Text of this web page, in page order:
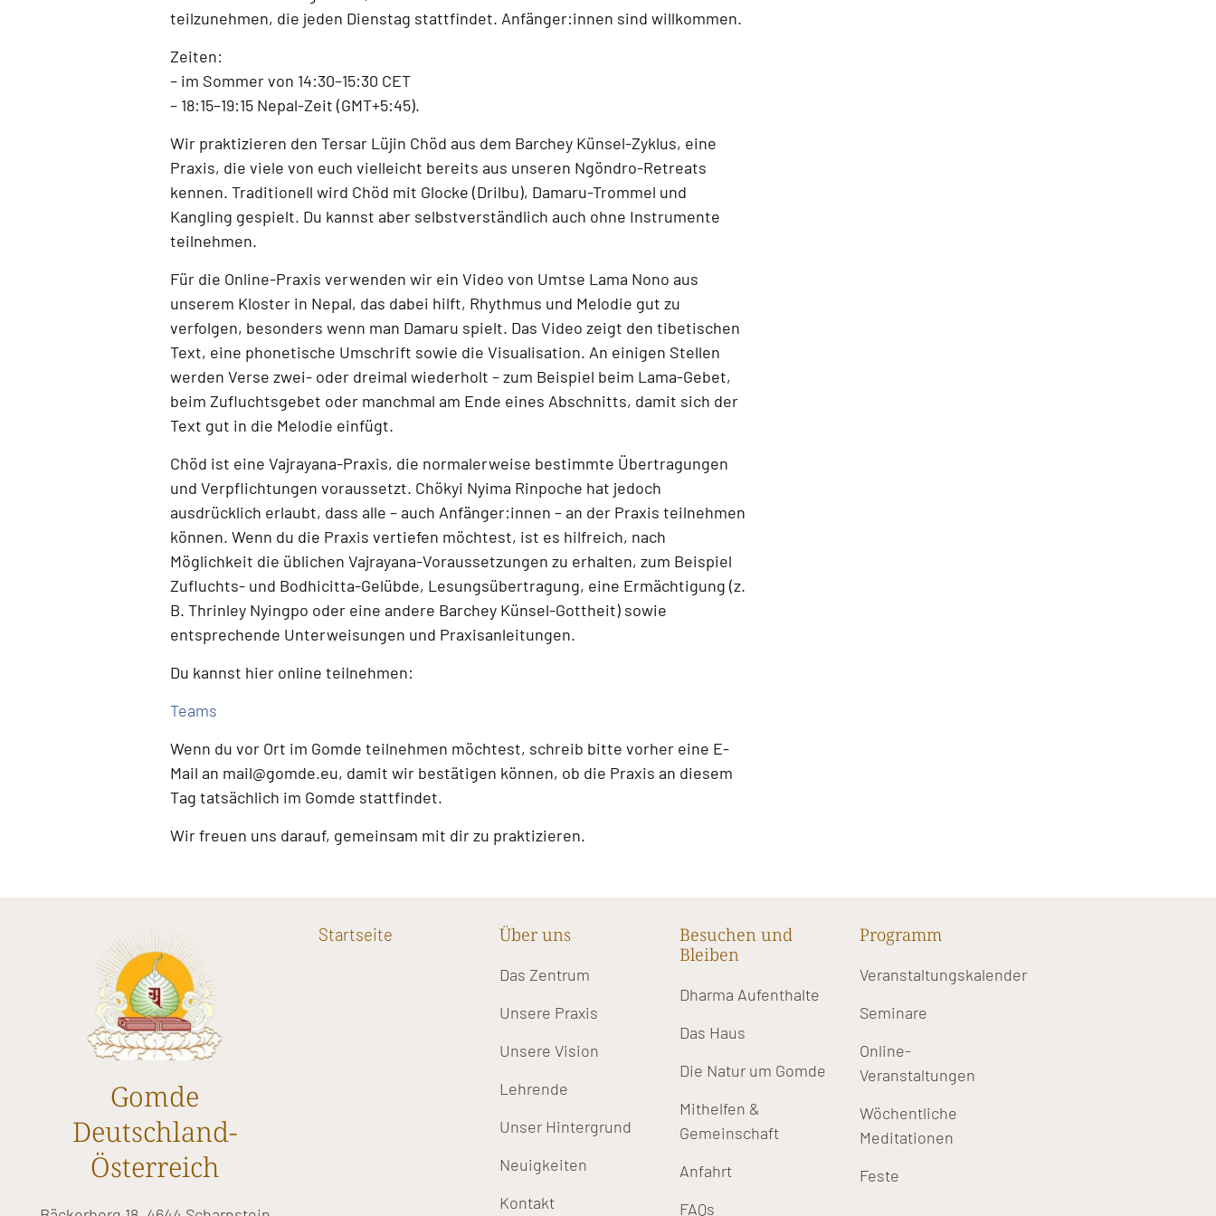
teilzunehmen, die jeden Dienstag stattfindet. Anfänger:innen sind willkommen.
Zeiten:
– im Sommer von 14:30–15:30 CET
– 18:15–19:15 Nepal-Zeit (GMT+5:45).
Wir praktizieren den Tersar Lüjin Chöd aus dem Barchey Künsel-Zyklus, eine
Praxis, die viele von euch vielleicht bereits aus unseren Ngöndro-Retreats
kennen. Traditionell wird Chöd mit Glocke (Drilbu), Damaru-Trommel und
Kangling gespielt. Du kannst aber selbstverständlich auch ohne Instrumente
teilnehmen.
Für die Online-Praxis verwenden wir ein Video von Umtse Lama Nono aus
unserem Kloster in Nepal, das dabei hilft, Rhythmus und Melodie gut zu
verfolgen, besonders wenn man Damaru spielt. Das Video zeigt den tibetischen
Text, eine phonetische Umschrift sowie die Visualisation. An einigen Stellen
werden Verse zwei- oder dreimal wiederholt – zum Beispiel beim Lama-Gebet,
beim Zufluchtsgebet oder manchmal am Ende eines Abschnitts, damit sich der
Text gut in die Melodie einfügt.
Chöd ist eine Vajrayana-Praxis, die normalerweise bestimmte Übertragungen
und Verpflichtungen voraussetzt. Chökyi Nyima Rinpoche hat jedoch
ausdrücklich erlaubt, dass alle – auch Anfänger:innen – an der Praxis teilnehmen
können. Wenn du die Praxis vertiefen möchtest, ist es hilfreich, nach
Möglichkeit die üblichen Vajrayana-Voraussetzungen zu erhalten, zum Beispiel
Zufluchts- und Bodhicitta-Gelübde, Lesungsübertragung, eine Ermächtigung (z.
B. Thrinley Nyingpo oder eine andere Barchey Künsel-Gottheit) sowie
entsprechende Unterweisungen und Praxisanleitungen.
Du kannst hier online teilnehmen:
Teams
Wenn du vor Ort im Gomde teilnehmen möchtest, schreib bitte vorher eine E-
Mail an mail@gomde.eu, damit wir bestätigen können, ob die Praxis an diesem
Tag tatsächlich im Gomde stattfindet.
Wir freuen uns darauf, gemeinsam mit dir zu praktizieren.
Gomde
Deutschland-
Österreich
Startseite Über uns
Das Zentrum
Unsere Praxis
Unsere Vision
Lehrende
Unser Hintergrund
Neuigkeiten
Kontakt
Besuchen und
Bleiben
Dharma Aufenthalte
Das Haus
Die Natur um Gomde
Mithelfen &
Gemeinschaft
Anfahrt
FAQs
Programm
Veranstaltungskalender
Seminare
Online-
Veranstaltungen
Wöchentliche
Meditationen
Feste